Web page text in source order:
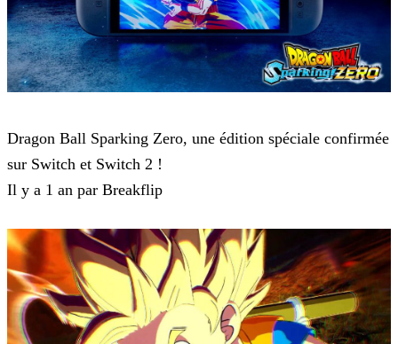
Dragon Ball Sparking Zero, une édition spéciale confirmée
sur Switch et Switch 2 !
Il y a 1 an par Breakflip